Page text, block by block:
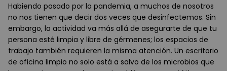
Habiendo pasado por la pandemia, a muchos de nosotros
no nos tienen que decir dos veces que desinfectemos. Sin
embargo, la actividad va más allá de asegurarte de que tu
persona esté limpia y libre de gérmenes; los espacios de
trabajo también requieren la misma atención. Un escritorio
de oficina limpio no solo está a salvo de los microbios que